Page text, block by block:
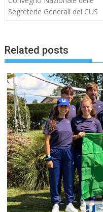
Segreterie Generali dei CUS
Related posts